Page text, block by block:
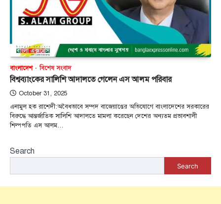
বাংলাদেশ বিশেষ সংবাদ
বিশ্বব্যাংকের সালিশি আদালতে গেলেন এস আলম পরিবার
October 31, 2025
এনামুল হক রাশেদী:অবৈধভাবে সম্পদ বাজেয়াপ্তের অভিযোগে বাংলাদেশের সরকারের
বিরুদ্ধে আন্তর্জাতিক সালিশি আদালতে মামলা করেছেন দেশের অন্যতম প্রভাবশালী
শিল্পপতি এস আলম…
Search
Search